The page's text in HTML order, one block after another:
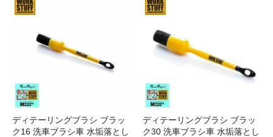
ディテーリングブラシ ブラッ
ク16 洗車ブラシ車 水垢落とし
ディテーリングブラシ ブラッ
ク30 洗車ブラシ車 水垢落とし